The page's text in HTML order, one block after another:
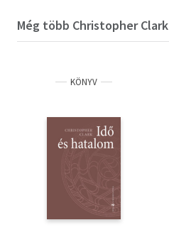
Még több Christopher Clark
KÖNYV